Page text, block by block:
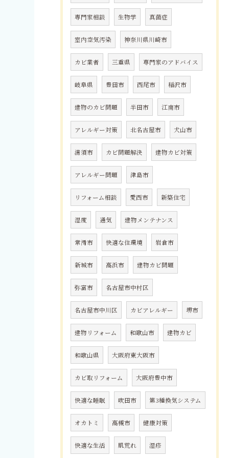
専門家相談 生物学 真菌症
室内空気汚染 神奈川県川崎市
カビ業者 三重県 専門家のアドバイス
岐阜県 豊田市 西尾市 稲沢市
建物のカビ問題 半田市 江南市
アレルギー対策 北名古屋市 犬山市
清須市 カビ問題解決 建物カビ対策
アレルギー問題 津島市
リフォーム相談 愛西市 新築住宅
湿度 通気 建物メンテナンス
常滑市 快適な住環境 岩倉市
新城市 高浜市 建物カビ問題
弥富市 名古屋市中村区
名古屋市中川区 カビアレルギー 堺市
建物リフォーム 和歌山市 建物カビ
和歌山県 大阪府東大阪市
カビ取リフォーム 大阪府豊中市
快適な睡眠 吹田市 第3種換気システム
オカトミ 高槻市 健康対策
快適な生活 肌荒れ 湿疹